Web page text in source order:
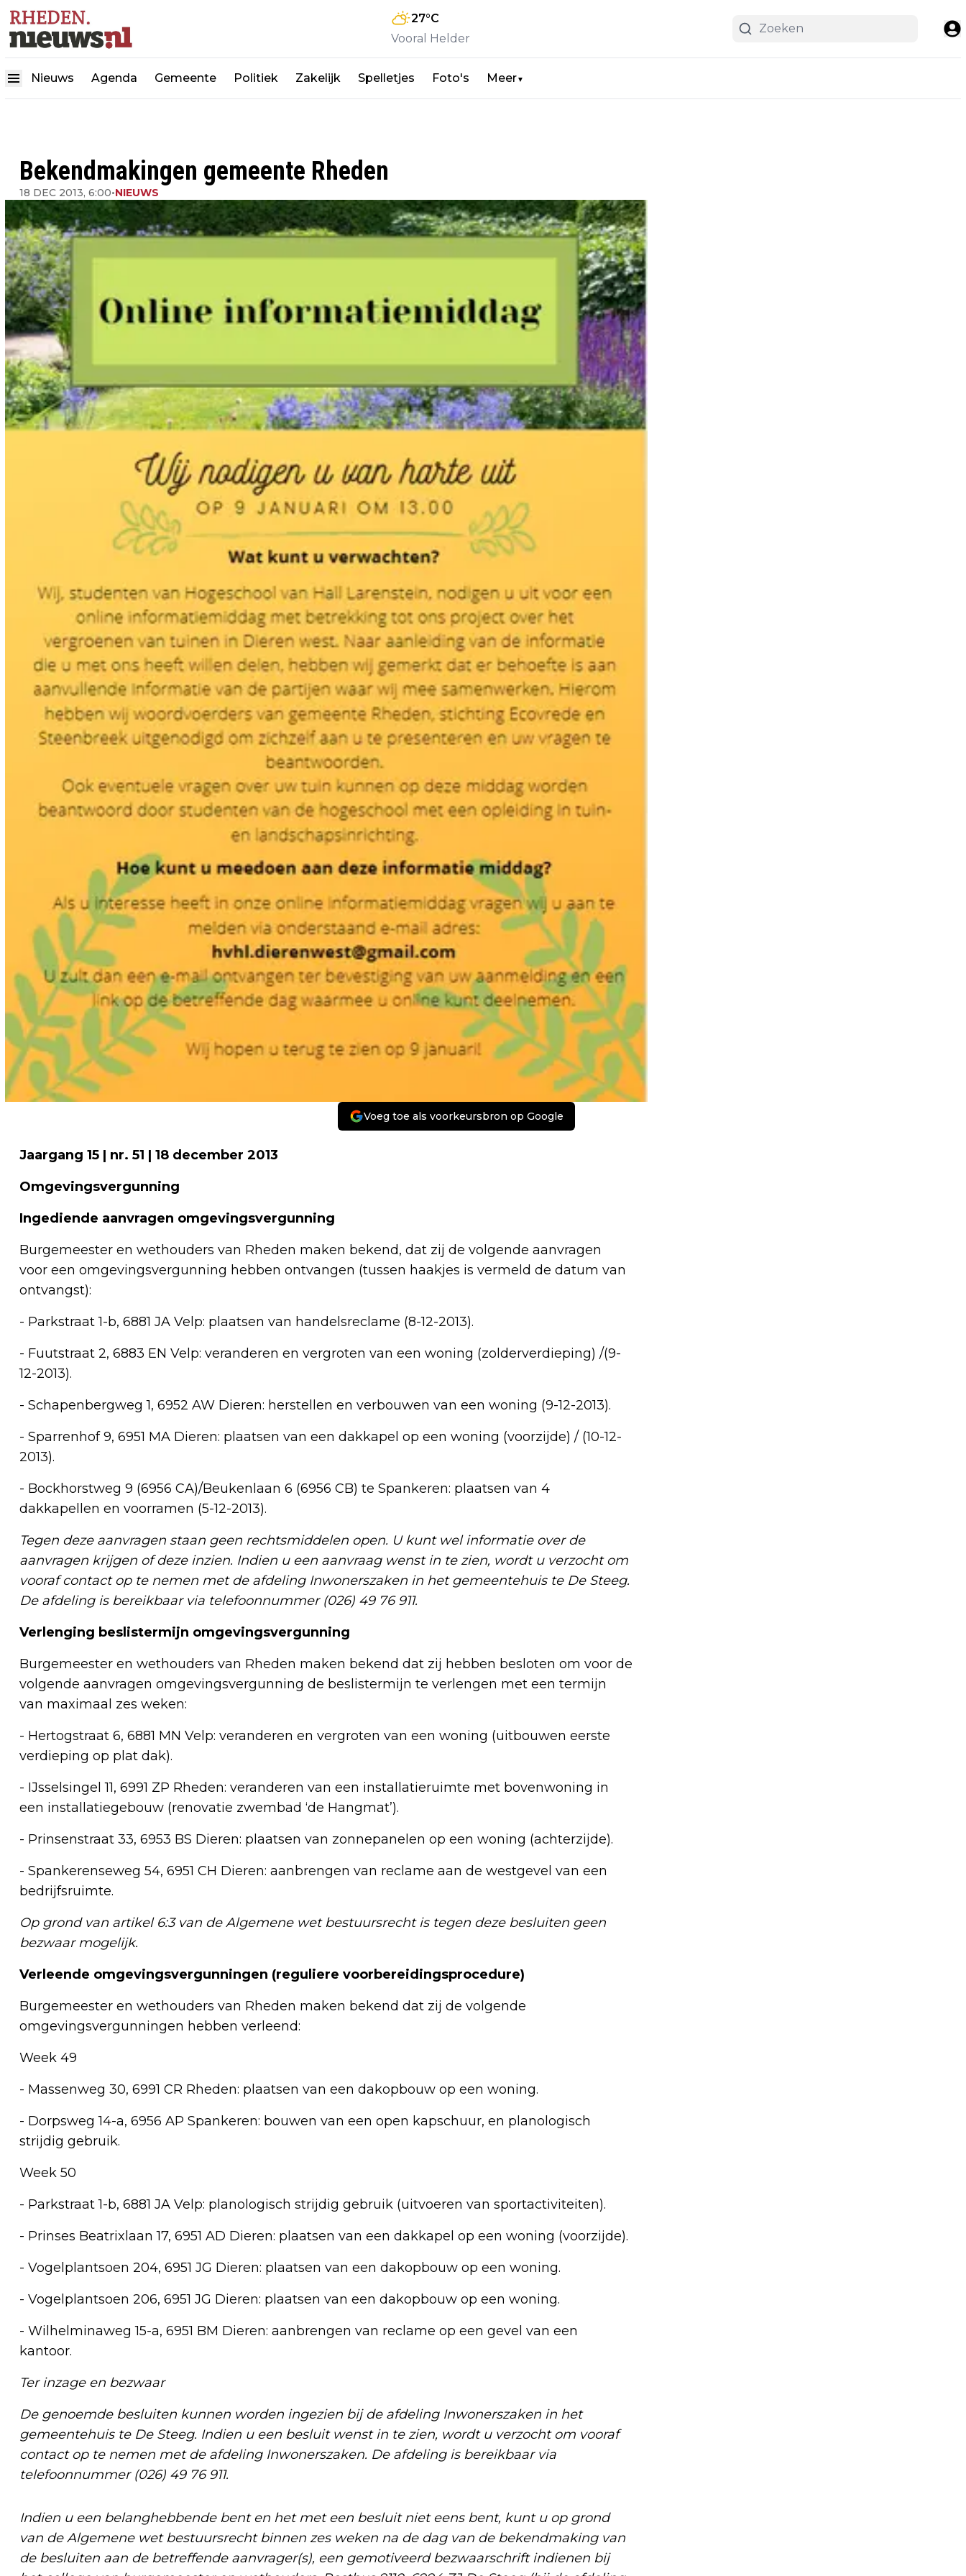
27°C
Vooral Helder
Nieuws Agenda Gemeente Politiek Zakelijk Spelletjes Foto's Meer▼
Bekendmakingen gemeente Rheden
18 DEC 2013, 6:00•NIEUWS
Voeg toe als voorkeursbron op Google
Jaargang 15 | nr. 51 | 18 december 2013
Omgevingsvergunning
Ingediende aanvragen omgevingsvergunning
Burgemeester en wethouders van Rheden maken bekend, dat zij de volgende aanvragen
voor een omgevingsvergunning hebben ontvangen (tussen haakjes is vermeld de datum van
ontvangst):
- Parkstraat 1-b, 6881 JA Velp: plaatsen van handelsreclame (8-12-2013).
- Fuutstraat 2, 6883 EN Velp: veranderen en vergroten van een woning (zolderverdieping) /(9-
12-2013).
- Schapenbergweg 1, 6952 AW Dieren: herstellen en verbouwen van een woning (9-12-2013).
- Sparrenhof 9, 6951 MA Dieren: plaatsen van een dakkapel op een woning (voorzijde) / (10-12-
2013).
- Bockhorstweg 9 (6956 CA)/Beukenlaan 6 (6956 CB) te Spankeren: plaatsen van 4
dakkapellen en voorramen (5-12-2013).
Tegen deze aanvragen staan geen rechtsmiddelen open. U kunt wel informatie over de
aanvragen krijgen of deze inzien. Indien u een aanvraag wenst in te zien, wordt u verzocht om
vooraf contact op te nemen met de afdeling Inwonerszaken in het gemeentehuis te De Steeg.
De afdeling is bereikbaar via telefoonnummer (026) 49 76 911.
Verlenging beslistermijn omgevingsvergunning
Burgemeester en wethouders van Rheden maken bekend dat zij hebben besloten om voor de
volgende aanvragen omgevingsvergunning de beslistermijn te verlengen met een termijn
van maximaal zes weken:
- Hertogstraat 6, 6881 MN Velp: veranderen en vergroten van een woning (uitbouwen eerste
verdieping op plat dak).
- IJsselsingel 11, 6991 ZP Rheden: veranderen van een installatieruimte met bovenwoning in
een installatiegebouw (renovatie zwembad ‘de Hangmat’).
- Prinsenstraat 33, 6953 BS Dieren: plaatsen van zonnepanelen op een woning (achterzijde).
- Spankerenseweg 54, 6951 CH Dieren: aanbrengen van reclame aan de westgevel van een
bedrijfsruimte.
Op grond van artikel 6:3 van de Algemene wet bestuursrecht is tegen deze besluiten geen
bezwaar mogelijk.
Verleende omgevingsvergunningen (reguliere voorbereidingsprocedure)
Burgemeester en wethouders van Rheden maken bekend dat zij de volgende
omgevingsvergunningen hebben verleend:
Week 49
- Massenweg 30, 6991 CR Rheden: plaatsen van een dakopbouw op een woning.
- Dorpsweg 14-a, 6956 AP Spankeren: bouwen van een open kapschuur, en planologisch
strijdig gebruik.
Week 50
- Parkstraat 1-b, 6881 JA Velp: planologisch strijdig gebruik (uitvoeren van sportactiviteiten).
- Prinses Beatrixlaan 17, 6951 AD Dieren: plaatsen van een dakkapel op een woning (voorzijde).
- Vogelplantsoen 204, 6951 JG Dieren: plaatsen van een dakopbouw op een woning.
- Vogelplantsoen 206, 6951 JG Dieren: plaatsen van een dakopbouw op een woning.
- Wilhelminaweg 15-a, 6951 BM Dieren: aanbrengen van reclame op een gevel van een
kantoor.
Ter inzage en bezwaar
De genoemde besluiten kunnen worden ingezien bij de afdeling Inwonerszaken in het
gemeentehuis te De Steeg. Indien u een besluit wenst in te zien, wordt u verzocht om vooraf
contact op te nemen met de afdeling Inwonerszaken. De afdeling is bereikbaar via
telefoonnummer (026) 49 76 911.
Indien u een belanghebbende bent en het met een besluit niet eens bent, kunt u op grond
van de Algemene wet bestuursrecht binnen zes weken na de dag van de bekendmaking van
de besluiten aan de betreffende aanvrager(s), een gemotiveerd bezwaarschrift indienen bij